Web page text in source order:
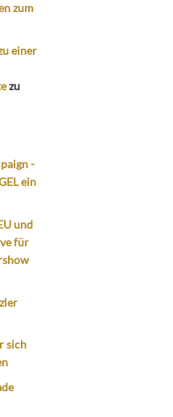
zum
einer
zu
-
ein
und
für
sich